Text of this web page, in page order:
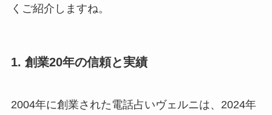
くご紹介しますね。
1. 創業20年の信頼と実績
2004年に創業された電話占いヴェルニは、2024年